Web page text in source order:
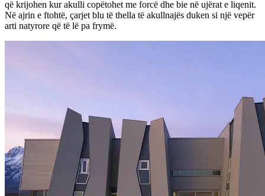
që krijohen kur akulli copëtohet me forcë dhe bie në ujërat e liqenit.
Në ajrin e ftohtë, çarjet blu të thella të akullnajës duken si një vepër
arti natyrore që të lë pa frymë.